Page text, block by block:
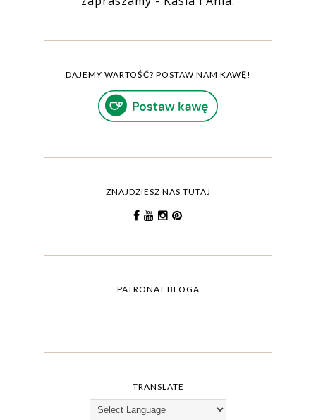
DAJEMY WARTOŚĆ? POSTAW NAM KAWĘ!
ZNAJDZIESZ NAS TUTAJ
PATRONAT BLOGA
TRANSLATE